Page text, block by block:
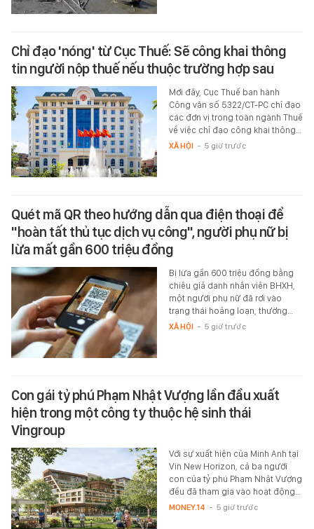
Chỉ đạo 'nóng' từ Cục Thuế: Sẽ công khai thông
tin người nộp thuế nếu thuộc trường hợp sau
Mới đây, Cục Thuế ban hành
Công văn số 5322/CT-PC chỉ đạo
các đơn vị trong toàn ngành Thuế
về việc chỉ đạo công khai thông…
XÃ HỘI - 5 giờ trước
Quét mã QR theo hướng dẫn qua điện thoại để
"hoàn tất thủ tục dịch vụ công", người phụ nữ bị
lừa mất gần 600 triệu đồng
Bị lừa gần 600 triệu đồng bằng
chiêu giả danh nhân viên BHXH,
một người phụ nữ đã rơi vào
trạng thái hoảng loạn, thường…
XÃ HỘI - 5 giờ trước
Con gái tỷ phú Phạm Nhật Vượng lần đầu xuất
hiện trong một công ty thuộc hệ sinh thái
Vingroup
Với sự xuất hiện của Minh Anh tại
Vin New Horizon, cả ba người
con của tỷ phú Phạm Nhật Vượng
đều đã tham gia vào hoạt động…
MONEY.14 - 5 giờ trước